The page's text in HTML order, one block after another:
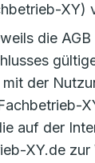
XY)
die
der
auf der
XY.de zur